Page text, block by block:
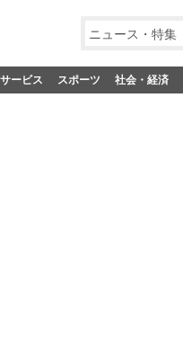
ニュース・特集
ービス スポーツ 社会・経済